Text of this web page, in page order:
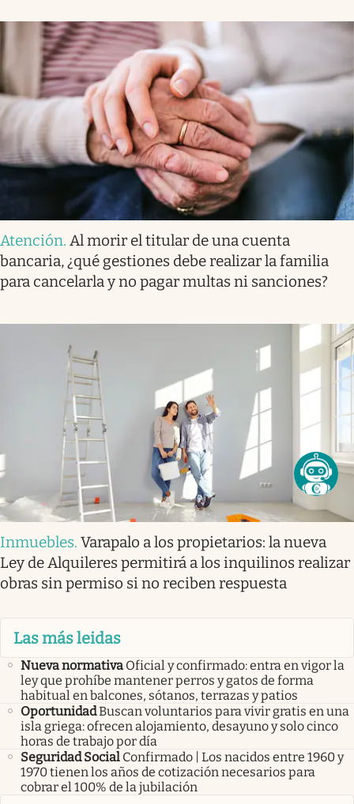
Atención. Al morir el titular de una cuenta
bancaria, ¿qué gestiones debe realizar la familia
para cancelarla y no pagar multas ni sanciones?
Inmuebles. Varapalo a los propietarios: la nueva
Ley de Alquileres permitirá a los inquilinos realizar
obras sin permiso si no reciben respuesta
Las más leidas
Nueva normativa Oficial y confirmado: entra en vigor la
ley que prohíbe mantener perros y gatos de forma
habitual en balcones, sótanos, terrazas y patios
OportunidadBuscan voluntarios para vivir gratis en una
isla griega: ofrecen alojamiento, desayuno y solo cinco
horas de trabajo por día
Seguridad Social Confirmado | Los nacidos entre 1960 y
1970 tienen los años de cotización necesarios para
cobrar el 100% de la jubilación